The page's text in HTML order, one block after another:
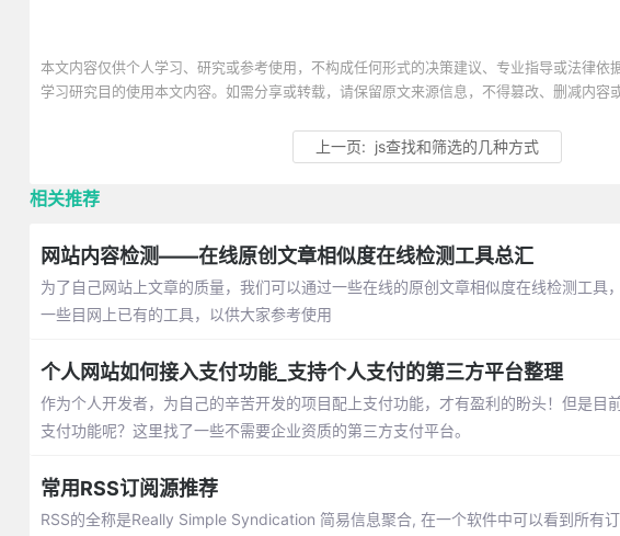
本文内容仅供个人学习、研究或参考使用，不构成任何形式的决策建议、专业指导或法律
学习研究目的使用本文内容。如需分享或转载，请保留原文来源信息，不得篡改、删减内容
上一页: js查找和筛选的几种方式
相关推荐
网站内容检测——在线原创文章相似度在线检测工具总汇
为了自己网站上文章的质量，我们可以通过一些在线的原创文章相似度在线检测工
一些目网上已有的工具，以供大家参考使用
个人网站如何接入支付功能_支持个人支付的第三方平台整理
作为个人开发者，为自己的辛苦开发的项目配上支付功能，才有盈利的盼头！但是
支付功能呢？这里找了一些不需要企业资质的第三方支付平台。
常用RSS订阅源推荐
RSS的全称是Really Simple Syndication 简易信息聚合, 在一个软件中可以看到所有